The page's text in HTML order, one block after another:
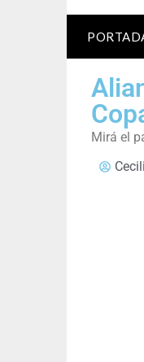
Mirá el